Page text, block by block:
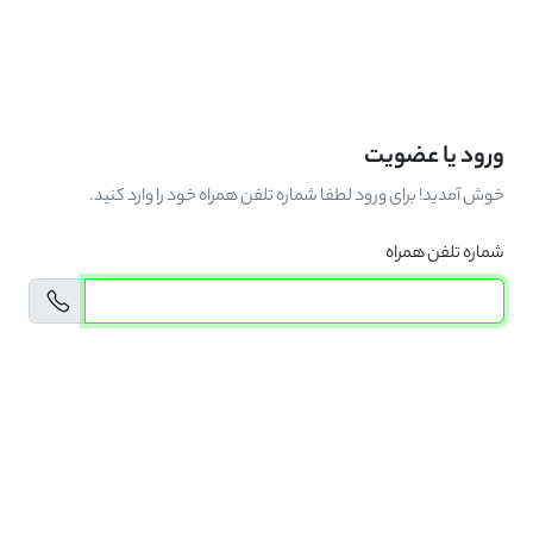
ورود یا عضویت
خوش آمدید! برای ورود لطفا شماره تلفن همراه خود را وارد کنید.
شماره تلفن همراه